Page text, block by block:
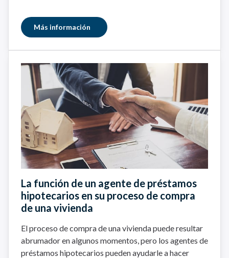
Más información
La función de un agente de préstamos
hipotecarios en su proceso de compra
de una vivienda
El proceso de compra de una vivienda puede resultar
abrumador en algunos momentos, pero los agentes de
préstamos hipotecarios pueden ayudarle a hacer